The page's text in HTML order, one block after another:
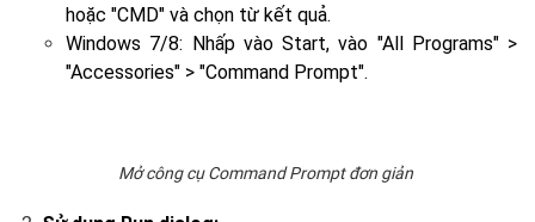
hoặc "CMD" và chọn từ kết quả.
Windows 7/8: Nhấp vào Start, vào "All Programs" >
"Accessories" > "Command Prompt".
Mở công cụ Command Prompt đơn giản